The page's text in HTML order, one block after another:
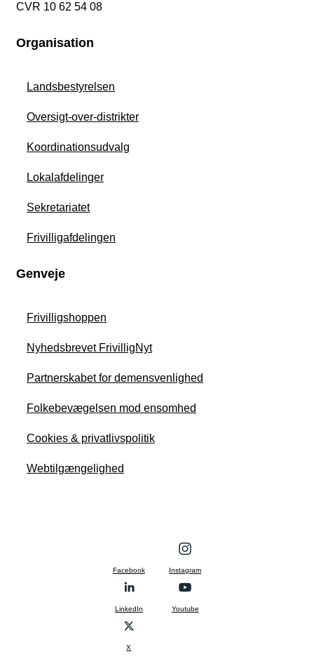
CVR 10 62 54 08
Organisation
Landsbestyrelsen
Oversigt-over-distrikter
Koordinationsudvalg
Lokalafdelinger
Sekretariatet
Frivilligafdelingen
Genveje
Frivilligshoppen
Nyhedsbrevet FrivilligNyt
Partnerskabet for demensvenlighed
Folkebevægelsen mod ensomhed
Cookies & privatlivspolitik
Webtilgængelighed
Facebook Instagram
LinkedIn Youtube
X